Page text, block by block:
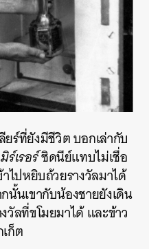
ร์ที่ยังมีชีวิต บอกเล่ากับ
ร์เรอร์ซิดนีย์แทบไม่เชื่อ
าไปหยิบถ้วยรางวัลมาได้
นั้นเขากับน้องชายยังเดิน
ลที่ขโมยมาได้ และข้าว
ก็ต
LINE EMAIL